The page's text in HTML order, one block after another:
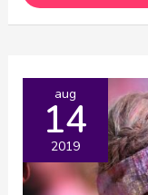
csak
a
Lavylites-
Convention
aug
14
2019